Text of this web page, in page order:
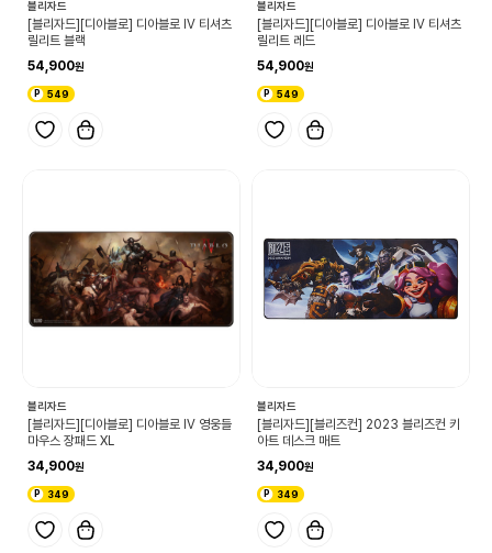
블리자드
[블리자드][디아블로] 디아블로 IV 티셔츠
릴리트 블랙
54,900
549
블리자드
[블리자드][디아블로] 디아블로 IV 티셔츠
릴리트 레드
54,900
549
블리자드
[블리자드][디아블로] 디아블로 IV 영웅들
마우스 장패드 XL
34,900
349
블리자드
[블리자드][블리즈컨] 2023 블리즈컨 키
아트 데스크 매트
34,900
349